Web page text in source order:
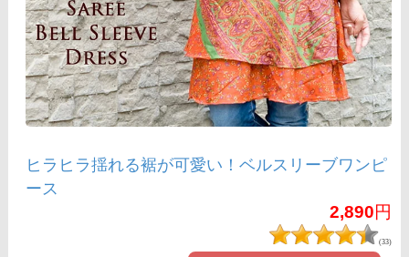
ヒラヒラ揺れる裾が可愛い！ベルスリーブワンピ
ース
2,890円
(33)